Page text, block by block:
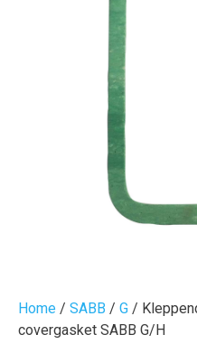
Home / SABB / G /
covergasket SABB G/H